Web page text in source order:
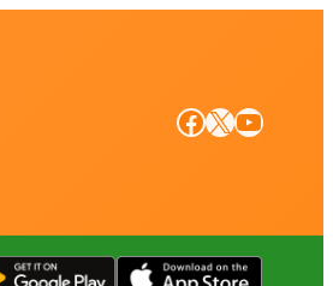
Facebook X YouTube